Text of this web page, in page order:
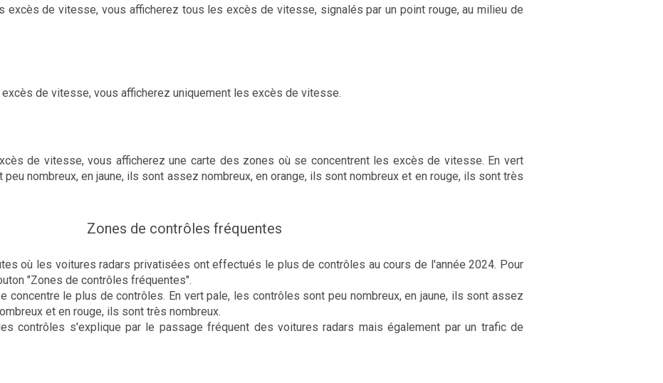
excès de vitesse, vous afficherez tous les excès de vitesse, signalés par un point rouge, au milieu de
excès de vitesse, vous afficherez uniquement les excès de vitesse.
de vitesse, vous afficherez une carte des zones où se concentrent les excès de vitesse. En vert
nombreux, en jaune, ils sont assez nombreux, en orange, ils sont nombreux et en rouge, ils sont très
Zones de contrôles fréquentes
où les voitures radars privatisées ont effectués le plus de contrôles au cours de l'année 2024. Pour
"Zones de contrôles fréquentes".
concentre le plus de contrôles. En vert pale, les contrôles sont peu nombreux, en jaune, ils sont assez
et en rouge, ils sont très nombreux.
contrôles s'explique par le passage fréquent des voitures radars mais également par un trafic de